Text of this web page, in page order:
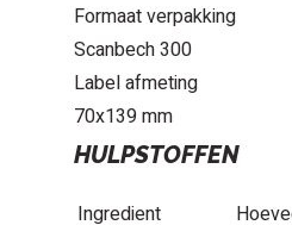
Formaat verpakking
Scanbech 300
Label afmeting
70x139 mm
HULPSTOFFEN
Ingredient